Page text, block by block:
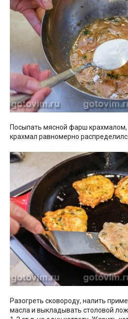
Посыпать мясной фарш
крахмал равномерно
Разогреть сковороду, налить
масла и выкладывать столовой